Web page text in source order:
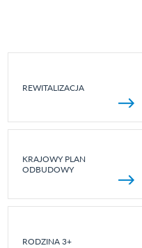
REWITALIZACJA
KRAJOWY PLAN
ODBUDOWY
RODZINA 3+